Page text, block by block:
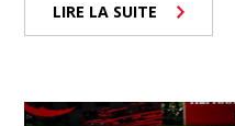
LIRE LA SUITE